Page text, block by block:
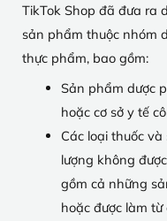
TikTok Shop đã đưa ra
sản phẩm thuộc nhóm
thực phẩm, bao gồm:
Sản phẩm dược
hoặc cơ sở y tế
Các loại thuốc
lượng không
gồm cả những
hoặc được làm